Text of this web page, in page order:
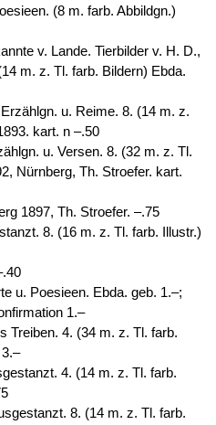
(8 m. farb. Abbildgn.)
v. Lande. Tierbilder v. H. D.,
m. z. Tl. farb. Bildern) Ebda.
u. Reime. 8. (14 m. z.
kart. n –.50
u. Versen. 8. (32 m. z. Tl.
Nürnberg, Th. Stroefer. kart.
1897, Th. Stroefer. –.75
8. (16 m. z. Tl. farb. Illustr.)
u. Poesieen. Ebda. geb. 1.–;
1.–
Treiben. 4. (34 m. z. Tl. farb.
4. (14 m. z. Tl. farb.
8. (14 m. z. Tl. farb.